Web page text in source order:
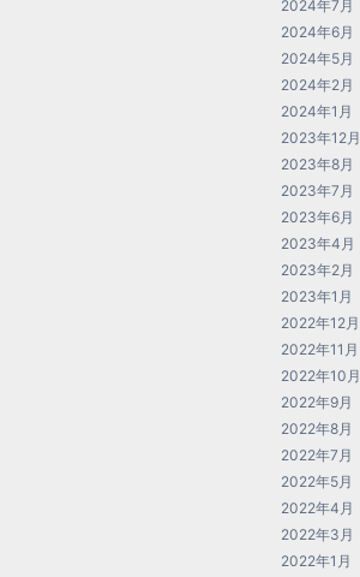
2024年7月
2024年6月
2024年5月
2024年2月
2024年1月
2023年12月
2023年8月
2023年7月
2023年6月
2023年4月
2023年2月
2023年1月
2022年12月
2022年11月
2022年10月
2022年9月
2022年8月
2022年7月
2022年5月
2022年4月
2022年3月
2022年1月